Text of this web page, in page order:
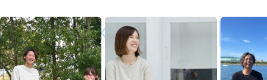
MISAKIGUMI